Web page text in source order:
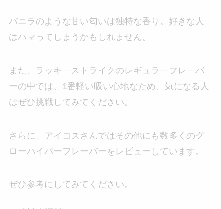
バニラのような甘い匂いは独特な香り。好きな人
はハマってしまうかもしれません。
また、ラッキーストライクのレギュラーフレーバ
ーの中では、1番軽い吸い心地なため、気になる人
はぜひ挑戦してみてください。
さらに、アイコスさんではその他にも数多くのグ
ローハイパーフレーバーをレビューしています。
ぜひ参考にしてみてください。